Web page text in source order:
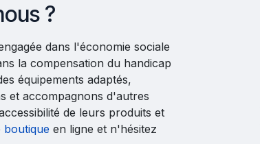
?
dans l'économie sociale
la compensation du handicap
équipements adaptés,
et accompagnons d'autres
de leurs produits et
boutique en ligne et n'hésitez